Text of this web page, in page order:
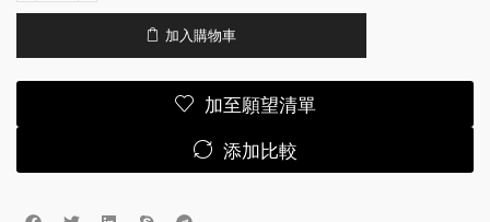
加入購物車
加至願望清單
添加比較